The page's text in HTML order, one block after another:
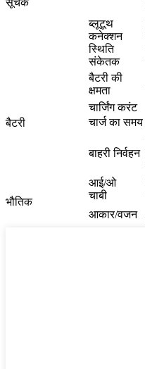
ब्लूटूथ
कनेक्शन
स्थिति
संकेतक
बैटरी
बैटरी की
क्षमता
चार्जिंग करंट
चार्ज का समय
बाहरी निर्वहन
भौतिक
आई/ओ
चाबी
आकार/वजन